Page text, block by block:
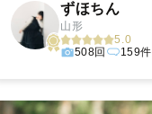
ずほちん
山形
5.0
508回
159件